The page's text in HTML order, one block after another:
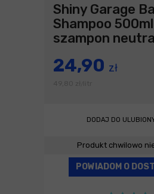
Shiny Garage
Shampoo
szampon
24,90 zł
DODAJ DO
Produkt chwilowo
POWIADOM O